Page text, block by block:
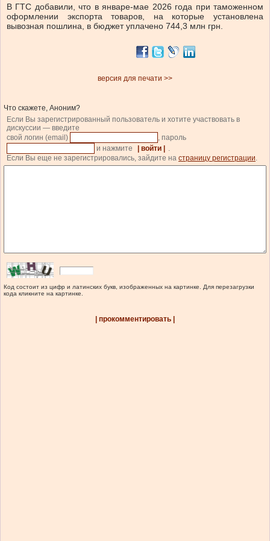
В ГТС добавили, что в январе-мае 2026 года при таможенном
оформлении экспорта товаров, на которые установлена
вывозная пошлина, в бюджет уплачено 744,3 млн грн.
версия для печати >>
Что скажете, Аноним?
Если Вы зарегистрированный пользователь и хотите участвовать в
дискуссии — введите
свой логин (email)
, пароль
и нажмите
| войти |
.
Если Вы еще не зарегистрировались, зайдите на страницу регистрации.
Код состоит из цифр и латинских букв, изображенных на картинке. Для перезагрузки
кода кликните на картинке.
| прокомментировать |